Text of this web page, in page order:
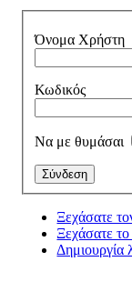
Όνομα Χρήστη
Κωδικός
Να με θυμάσαι
Ξεχάσατε
Ξεχάσατε
Δημιουργία